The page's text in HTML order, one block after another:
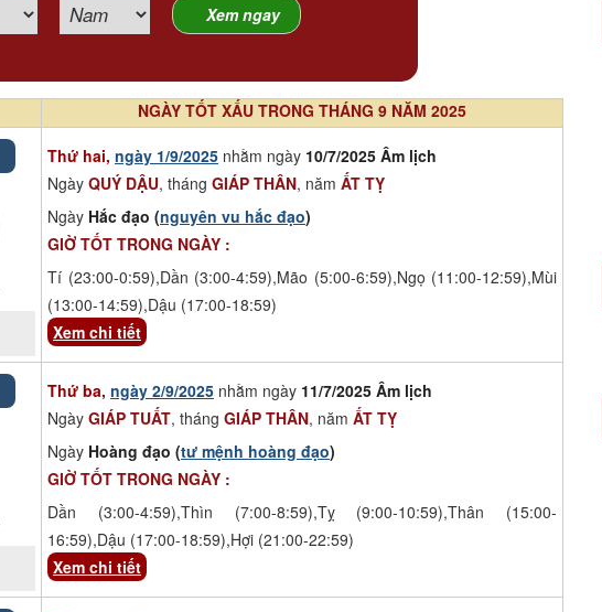
NGÀY TỐT XẤU TRONG THÁNG 9 NĂM 2025
Thứ hai, ngày 1/9/2025 nhằm ngày 10/7/2025 Âm lịch
Ngày QUÝ DẬU, tháng GIÁP THÂN, năm ẤT TỴ
Ngày Hắc đạo (nguyên vu hắc đạo)
GIỜ TỐT TRONG NGÀY :
Tí (23:00-0:59),Dần (3:00-4:59),Mão (5:00-6:59),Ngọ (11:00-12:59),Mùi
(13:00-14:59),Dậu (17:00-18:59)
Xem chi tiết
Thứ ba, ngày 2/9/2025 nhằm ngày 11/7/2025 Âm lịch
Ngày GIÁP TUẤT, tháng GIÁP THÂN, năm ẤT TỴ
Ngày Hoàng đạo (tư mệnh hoàng đạo)
GIỜ TỐT TRONG NGÀY :
Dần (3:00-4:59),Thìn (7:00-8:59),Tỵ (9:00-10:59),Thân (15:00-
16:59),Dậu (17:00-18:59),Hợi (21:00-22:59)
Xem chi tiết